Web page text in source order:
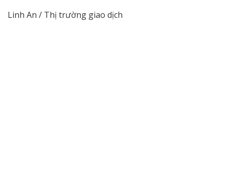
Linh An / Thị trường giao dịch